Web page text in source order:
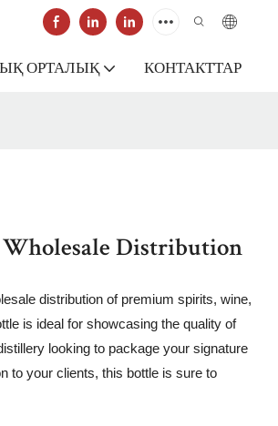
ОРТАЛЫҚ КОНТАКТТАР
Wholesale Distribution
distribution of premium spirits, wine,
is ideal for showcasing the quality of
looking to package your signature
to your clients, this bottle is sure to